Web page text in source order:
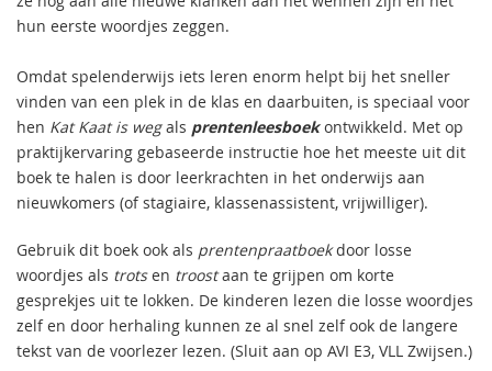
hun eerste woordjes zeggen.
Omdat spelenderwijs iets leren enorm helpt bij het sneller
vinden van een plek in de klas en daarbuiten, is speciaal voor
hen Kat Kaat is wegals prentenleesboek ontwikkeld. Met op
praktijkervaring gebaseerde instructie hoe het meeste uit dit
boek te halen is door leerkrachten in het onderwijs aan
nieuwkomers (of stagiaire, klassenassistent, vrijwilliger).
Gebruik dit boek ook als prentenpraatboekdoor losse
woordjes als trotsen troostaan te grijpen om korte
gesprekjes uit te lokken. De kinderen lezen die losse woordjes
zelf en door herhaling kunnen ze al snel zelf ook de langere
tekst van de voorlezer lezen. (Sluit aan op AVI E3, VLL Zwijsen.)